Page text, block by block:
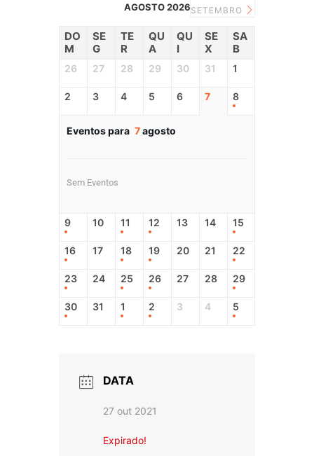
AGOSTO 2026SETEMBRO
DO
M
SE
G
TE
R
QU
A
QU
I
SE
X
SA
B
26 27 28 29 30 31 1
2 3 4 5 6 7 8
Eventos para 7agosto
Sem Eventos
9 10 11 12 13 14 15
16 17 18 19 20 21 22
23 24 25 26 27 28 29
30 31 1 2 3 4 5
DATA
27 out 2021
Expirado!